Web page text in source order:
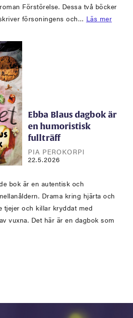
Förstörelse. Dessa två böcker
försoningens och… Läs mer
Ebba Blaus dagbok är
en humoristisk
fullträff
PIA PEROKORPI
22.5.2026
bok är en autentisk och
Drama kring hjärta och
tjejer och killar kryddat med
vuxna. Det här är en dagbok som